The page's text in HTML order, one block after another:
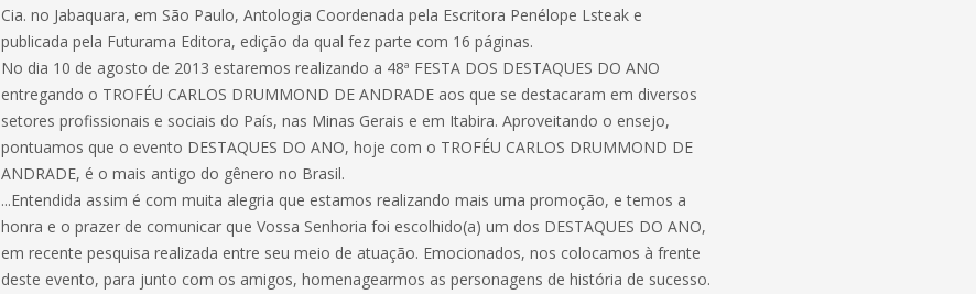
Cia. no Jabaquara, em São Paulo, Antologia Coordenada pela Escritora Penélope Lsteak e
publicada pela Futurama Editora, edição da qual fez parte com 16 páginas.
No dia 10 de agosto de 2013 estaremos realizando a 48ª FESTA DOS DESTAQUES DO ANO
entregando o TROFÉU CARLOS DRUMMOND DE ANDRADE aos que se destacaram em diversos
setores profissionais e sociais do País, nas Minas Gerais e em Itabira. Aproveitando o ensejo,
pontuamos que o evento DESTAQUES DO ANO, hoje com o TROFÉU CARLOS DRUMMOND DE
ANDRADE, é o mais antigo do gênero no Brasil.
...Entendida assim é com muita alegria que estamos realizando mais uma promoção, e temos a
honra e o prazer de comunicar que Vossa Senhoria foi escolhido(a) um dos DESTAQUES DO ANO,
em recente pesquisa realizada entre seu meio de atuação. Emocionados, nos colocamos à frente
deste evento, para junto com os amigos, homenagearmos as personagens de história de sucesso.